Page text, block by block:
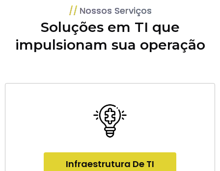
Nossos Serviços
Soluções em TI que
impulsionam sua operação
Infraestrutura De TI